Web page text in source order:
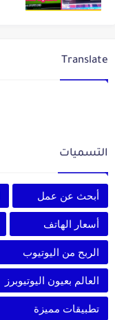
Translate
التسميات
أبحث عن عمل
أسعار الهاتف
الربح من اليوتيوب
العالم بعيون اليوتيوبرز
تطبيقات مميزة